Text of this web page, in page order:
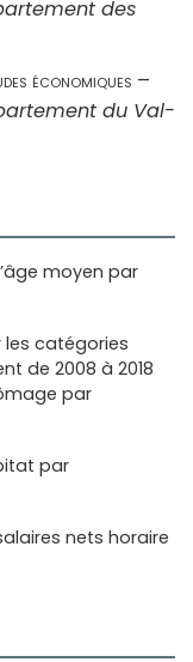
des
économiques –
du Val-
moyen par
les catégories
de 2008 à 2018
par
par
nets horaire